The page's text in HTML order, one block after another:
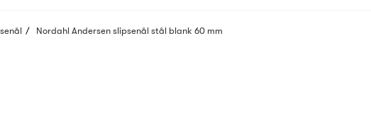
Nordahl Andersen slipsenål stål blank 60 mm